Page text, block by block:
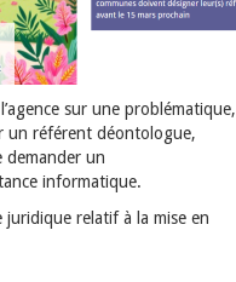
sur une problématique,
un référent déontologue,
demander un
informatique.
relatif à la mise en